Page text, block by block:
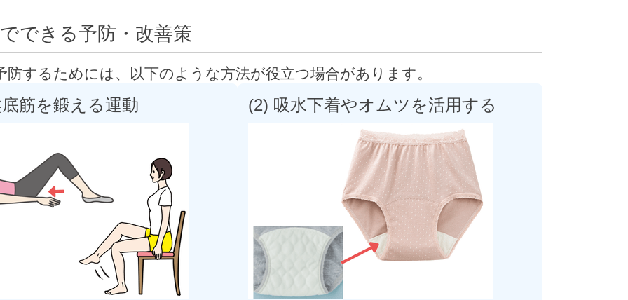
できる予防・改善策
防するためには、以下のような方法が役立つ場合があります。
筋を鍛える運動 (2) 吸水下着やオムツを活用する